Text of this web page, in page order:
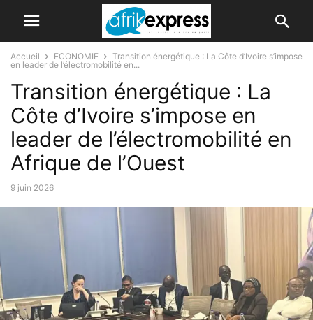
Accueil ECONOMIE
Transition énergétique : La Côte d’Ivoire s’impose
en leader de l’électromobilité en...
Transition énergétique : La
Côte d’Ivoire s’impose en
leader de l’électromobilité en
Afrique de l’Ouest
9 juin 2026